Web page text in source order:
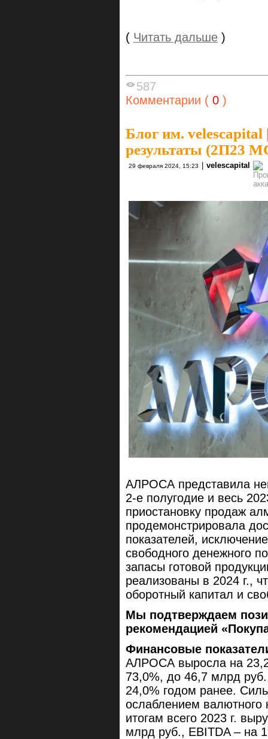
( Читать дальше )
587
Комментарии ( 0 )
Блог им. velescapital
результаты (2П23
29 февраля 2024, 15:23 velescapital
АЛРОСА представила
2-е полугодие и весь
приостановку продаж
продемонстрировала
показателей,
свободного денежного
запасы готовой
реализованы в 2024 г.,
оборотный капитал и
Мы подтверждаем
рекомендацией
Финансовые
АЛРОСА выросла на
73,0%, до 46,7 млрд
24,0% годом ранее.
ослаблением валютного
итогам всего 2023 г.
млрд руб., EBITDA – на